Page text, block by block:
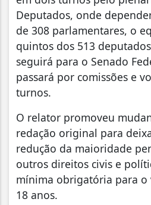
Deputados, onde
de 308 parlamentares, o
quintos dos 513
seguirá para o Senado
passará por comissões e
turnos.
O relator promoveu
redação original para
redução da maioridade
outros direitos civis e
mínima obrigatória para o
18 anos.